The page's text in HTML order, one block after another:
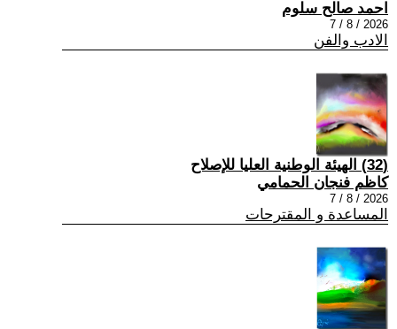
احمد صالح سلوم
2026 / 8 / 7
الادب والفن
(32) الهيئة الوطنية العليا للإصلاح
كاظم فنجان الحمامي
2026 / 8 / 7
المساعدة و المقترحات